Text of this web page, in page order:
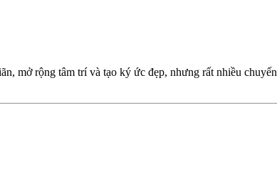
mở rộng tâm trí và tạo ký ức đẹp, nhưng rất nhiều